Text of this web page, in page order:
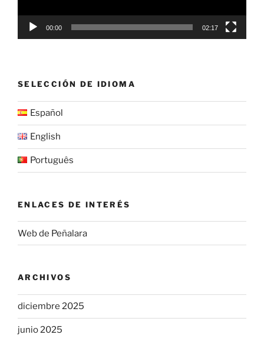
00:00 02:17
SELECCIÓN DE IDIOMA
Español
English
Português
ENLACES DE INTERÉS
Web de Peñalara
ARCHIVOS
diciembre 2025
junio 2025